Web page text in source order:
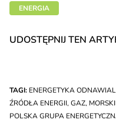
ENERGIA
UDOSTĘPNIJ TEN
TAGI: ENERGETYKA
ŹRÓDŁA ENERGII, GAZ,
POLSKA GRUPA